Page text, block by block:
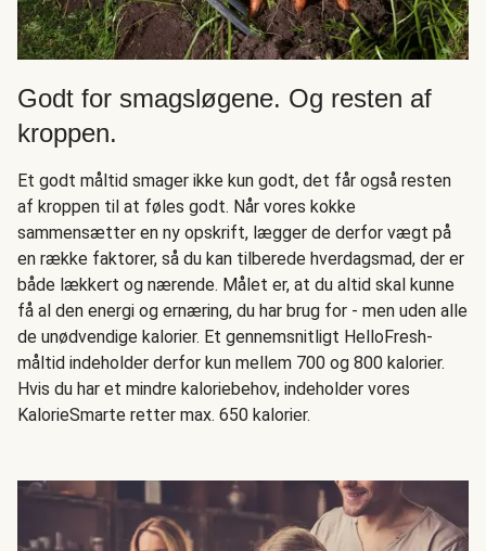
Godt for smagsløgene. Og resten af
kroppen.
Et godt måltid smager ikke kun godt, det får også resten
af kroppen til at føles godt. Når vores kokke
sammensætter en ny opskrift, lægger de derfor vægt på
en række faktorer, så du kan tilberede hverdagsmad, der er
både lækkert og nærende. Målet er, at du altid skal kunne
få al den energi og ernæring, du har brug for - men uden alle
de unødvendige kalorier. Et gennemsnitligt HelloFresh-
måltid indeholder derfor kun mellem 700 og 800 kalorier.
Hvis du har et mindre kaloriebehov, indeholder vores
KalorieSmarte retter max. 650 kalorier.